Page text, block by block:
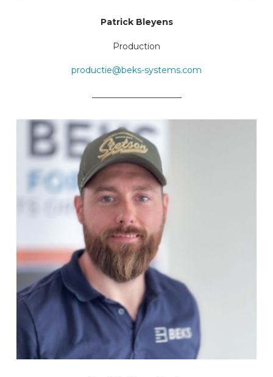
Patrick Bleyens
Production
productie@beks-systems.com